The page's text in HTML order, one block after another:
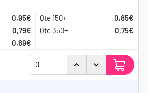
0,95€
0,85€
0,79€
0,75€
0,69€